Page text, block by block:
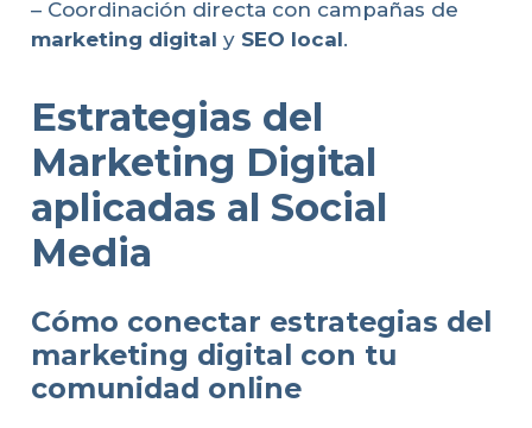
– Coordinación directa con campañas de
marketing digital y SEO local.
Estrategias del
Marketing Digital
aplicadas al Social
Media
Cómo conectar estrategias del
marketing digital con tu
comunidad online